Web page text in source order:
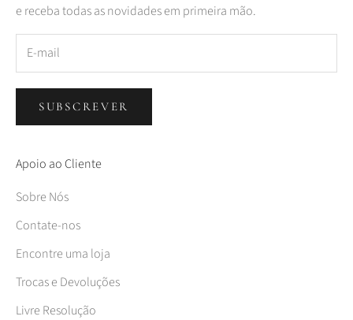
e receba todas as novidades em primeira mão.
SUBSCREVER
Apoio ao Cliente
Sobre Nós
Contate-nos
Encontre uma loja
Trocas e Devoluções
Livre Resolução